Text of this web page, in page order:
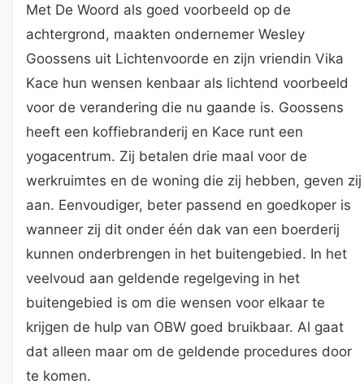
Met De Woord als goed voorbeeld op de
achtergrond, maakten ondernemer Wesley
Goossens uit Lichtenvoorde en zijn vriendin Vika
Kace hun wensen kenbaar als lichtend voorbeeld
voor de verandering die nu gaande is. Goossens
heeft een koffiebranderij en Kace runt een
yogacentrum. Zij betalen drie maal voor de
werkruimtes en de woning die zij hebben, geven zij
aan. Eenvoudiger, beter passend en goedkoper is
wanneer zij dit onder één dak van een boerderij
kunnen onderbrengen in het buitengebied. In het
veelvoud aan geldende regelgeving in het
buitengebied is om die wensen voor elkaar te
krijgen de hulp van OBW goed bruikbaar. Al gaat
dat alleen maar om de geldende procedures door
te komen.